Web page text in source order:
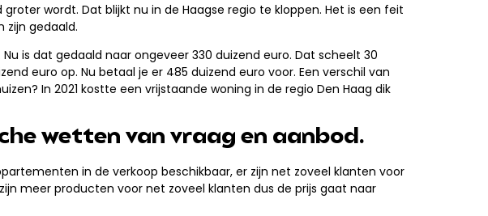
wordt. Dat blijkt nu in de Haagse regio te kloppen. Het is een feit
zijn gedaald.
is dat gedaald naar ongeveer 330 duizend euro. Dat scheelt 30
euro op. Nu betaal je er 485 duizend euro voor. Een verschil van
In 2021 kostte een vrijstaande woning in de regio Den Haag dik
wetten van vraag en aanbod.
in de verkoop beschikbaar, er zijn net zoveel klanten voor
meer producten voor net zoveel klanten dus de prijs gaat naar